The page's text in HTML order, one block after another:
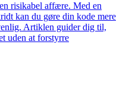
risikabel affære. Med en
kan du gøre din kode mere
Artiklen guider dig til,
uden at forstyrre